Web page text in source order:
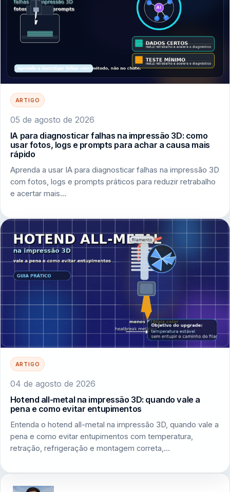
ARTIGO
05 de agosto de 2026
IA para diagnosticar falhas na impressão 3D: como
usar fotos, logs e prompts para achar a causa mais
rápido
Aprenda a usar IA para diagnosticar falhas na impressão 3D
com fotos, logs e prompts práticos para reduzir retrabalho
e acertar mais…
ARTIGO
04 de agosto de 2026
Hotend all-metal na impressão 3D: quando vale a
pena e como evitar entupimentos
Entenda o hotend all-metal na impressão 3D, quando vale a
pena e como evitar entupimentos com temperatura,
retração, refrigeração e montagem correta,…